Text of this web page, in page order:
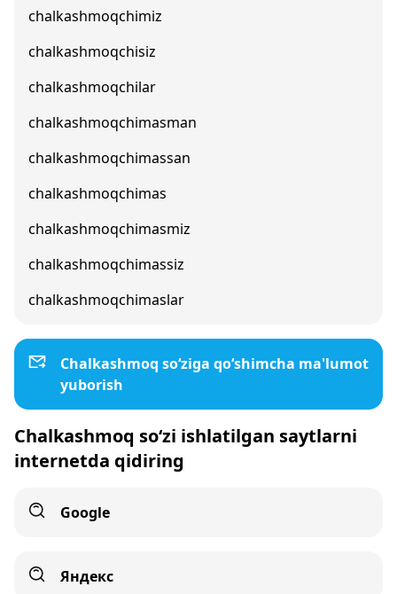
chalkashmoqchimiz
chalkashmoqchisiz
chalkashmoqchilar
chalkashmoqchimasman
chalkashmoqchimassan
chalkashmoqchimas
chalkashmoqchimasmiz
chalkashmoqchimassiz
chalkashmoqchimaslar
Chalkashmoq so‘ziga qo‘shimcha ma'lumot
yuborish
Chalkashmoq so‘zi ishlatilgan saytlarni
internetda qidiring
Google
Яндекс